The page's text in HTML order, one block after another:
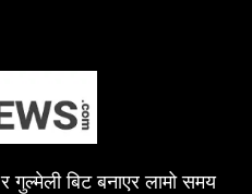
गुल्मेली बिट बनाएर लामो समय